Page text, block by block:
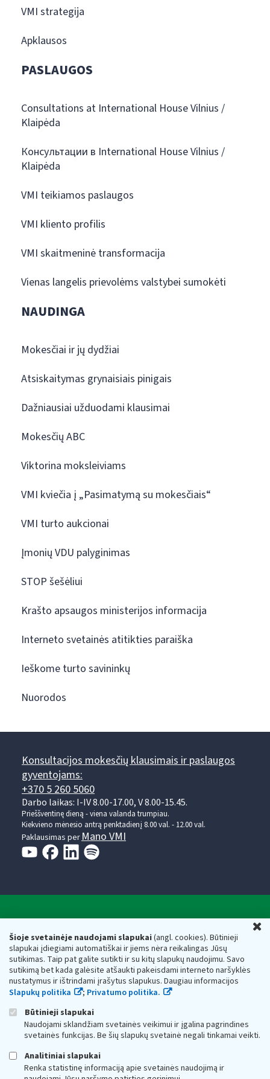
Šioje svetainėje naudojami slapukai(angl. cookies). Būtinieji
slapukai įdiegiami automatiškai ir jiems nėra reikalingas Jūsų
sutikimas. Taip pat galite sutikti ir su kitų slapukų naudojimu. Savo
sutikimą bet kada galėsite atšaukti pakeisdami interneto naršyklės
nustatymus ir ištrindami įrašytus slapukus. Daugiau informacijos
Slapukų politika
; Privatumo politika.
Būtinieji slapukai
Naudojami sklandžiam svetainės veikimui ir įgalina pagrindines
svetainės funkcijas. Be šių slapukų svetainė negali tinkamai veikti.
Analitiniai slapukai
Renka statistinę informaciją apie svetainės naudojimą ir
VMI strategija
Apklausos
PASLAUGOS
Consultations at International House Vilnius /
Klaipėda
Консультации в International House Vilnius /
Klaipėda
VMI teikiamos paslaugos
VMI kliento profilis
VMI skaitmeninė transformacija
Vienas langelis prievolėms valstybei sumokėti
NAUDINGA
Mokesčiai ir jų dydžiai
Atsiskaitymas grynaisiais pinigais
Dažniausiai užduodami klausimai
Mokesčių ABC
Viktorina moksleiviams
VMI kviečia į „Pasimatymą su mokesčiais“
VMI turto aukcionai
Įmonių VDU palyginimas
STOP šešėliui
Krašto apsaugos ministerijos informacija
Interneto svetainės atitikties paraiška
Ieškome turto savininkų
Nuorodos
Konsultacijos mokesčių klausimais ir paslaugos
gyventojams:
+370 5 260 5060
Darbo laikas: I-IV 8.00-17.00, V 8.00-15.45.
Prieššventinę dieną - viena valanda trumpiau.
Kiekvieno mėnesio antrą penktadienį 8.00 val. - 12.00 val.
Paklausimas perMano VMI
Valstybinė mokesčių inspekcija prie Lietuvos
Respublikos finansų ministerijos
Biudžetinė įstaiga. Juridinio asmens kodas — 188659752,
adresas: Vasario 16-osios g. 14, 01107 Vilnius, Lietuva, el.paštas:
vmi@vmi.lt , E. pristatymo dėžutės adresas 188659752
Duomenys apie Valstybinę mokesčių inspekciją prie Lietuvos
Respublikos finansų ministerijos kaupiami ir saugomi Juridinių